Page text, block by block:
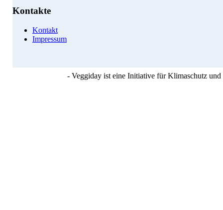
Kontakte
Kontakt
Impressum
- Veggiday ist eine Initiative für Klimaschutz